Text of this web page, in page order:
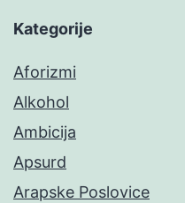
Kategorije
Aforizmi
Alkohol
Ambicija
Apsurd
Arapske Poslovice